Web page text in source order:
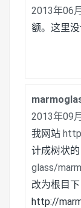
2013年06
额。这里
2013年09
我网站
计成树状的
glass/
改为根目下
http://